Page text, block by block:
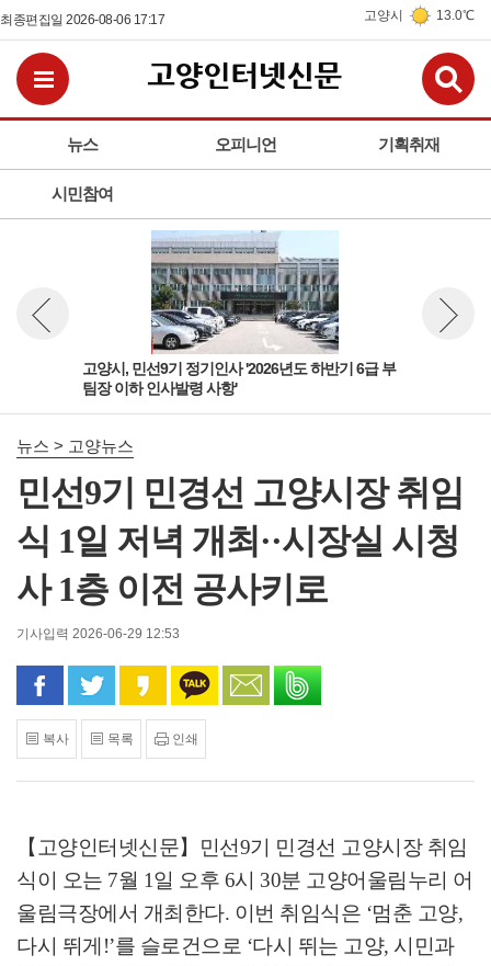
최종편집일 2026-08-06 17:17 고양시 13.0℃
뉴스 오피니언 기획취재
시민참여
전체메뉴보기
고양시, 민선9기 정기인사 '2026년도 하반기 6급 부
팀장 이하 인사발령 사항'
뉴스 이전보기
뉴스 > 고양뉴스
민선9기 민경선 고양시장 취임
식 1일 저녁 개최··시장실 시청
사 1층 이전 공사키로
기사입력 2026-06-29 12:53
페이스북으로 공유
트위터로 공유카카오 스토리로 공유
카카오톡으로 공유
문자로 공유
복사 목록 인쇄
【고양인터넷신문】 민선9기 민경선 고양시장 취임
식이 오는 7월 1일 오후 6시 30분 고양어울림누리 어
울림극장에서 개최한다. 이번 취임식은 ‘멈춘 고양,
다시 뛰게 !’를 슬로건으로 ‘다시 뛰는 고양, 시민과